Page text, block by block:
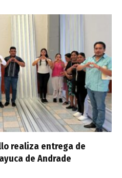
realiza entrega de
de Andrade